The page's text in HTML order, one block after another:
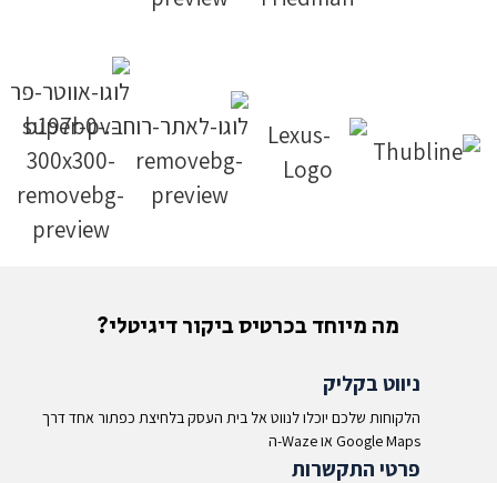
מה מיוחד בכרטיס ביקור דיגיטלי?
ניווט בקליק
הלקוחות שלכם יוכלו לנווט אל בית העסק בלחיצת כפתור אחד דרך
ה-Waze או Google Maps​
פרטי התקשרות